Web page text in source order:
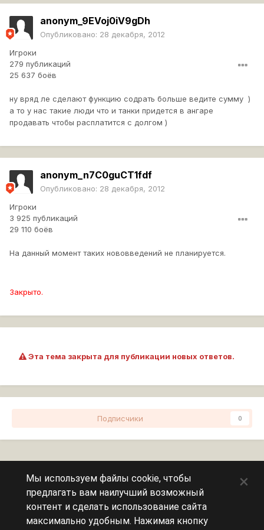
anonym_9EVoj0iV9gDh
Опубликовано: 28 декабря, 2012
Игроки
279 публикаций
25 637 боёв
ну вряд ле сделают функцию содрать больше ведите сумму )
а то у нас такие люди что и танки придется в ангаре
продавать чтобы расплатится с долгом )
anonym_n7C0guCT1fdf
Опубликовано: 28 декабря, 2012
Игроки
3 925 публикаций
29 110 боёв
На данный момент таких нововведений не планируется.
Закрыто.
Эта тема закрыта для публикации новых ответов.
Подписчики 0
Сейчас на странице
Эту страницу никто не просматривает.
Мы используем файлы cookie, чтобы
предлагать вам наилучший возможный
контент и сделать использование сайта
максимально удобным. Нажимая кнопку
×